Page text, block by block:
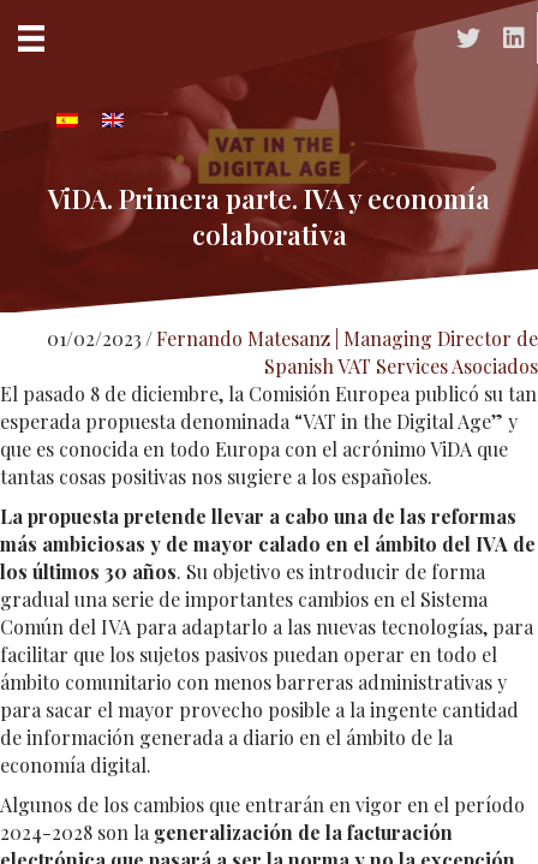
Acceso
ViDA. Primera parte. IVA y economía
colaborativa
01/02/2023 /Fernando Matesanz | Managing Director de
Spanish VAT Services Asociados
El pasado 8 de diciembre, la Comisión Europea publicó su tan
esperada propuesta denominada “VAT in the Digital Age” y
que es conocida en todo Europa con el acrónimo ViDA que
tantas cosas positivas nos sugiere a los españoles.
La propuesta pretende llevar a cabo una de las reformas
más ambiciosas y de mayor calado en el ámbito del IVA de
los últimos 30 años. Su objetivo es introducir de forma
gradual una serie de importantes cambios en el Sistema
Común del IVA para adaptarlo a las nuevas tecnologías, para
facilitar que los sujetos pasivos puedan operar en todo el
ámbito comunitario con menos barreras administrativas y
para sacar el mayor provecho posible a la ingente cantidad
de información generada a diario en el ámbito de la
economía digital.
Algunos de los cambios que entrarán en vigor en el período
2024-2028 son la generalización de la facturación